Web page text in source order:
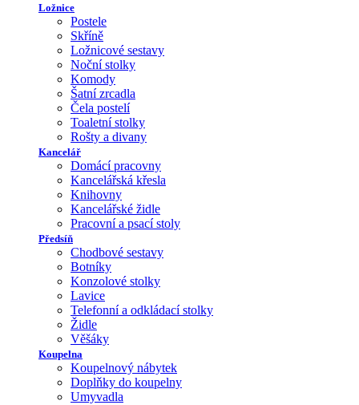
Ložnice
Postele
Skříně
Ložnicové sestavy
Noční stolky
Komody
Šatní zrcadla
Čela postelí
Toaletní stolky
Rošty a divany
Kancelář
Domácí pracovny
Kancelářská křesla
Knihovny
Kancelářské židle
Pracovní a psací stoly
Předsíň
Chodbové sestavy
Botníky
Konzolové stolky
Lavice
Telefonní a odkládací stolky
Židle
Věšáky
Koupelna
Koupelnový nábytek
Doplňky do koupelny
Umyvadla